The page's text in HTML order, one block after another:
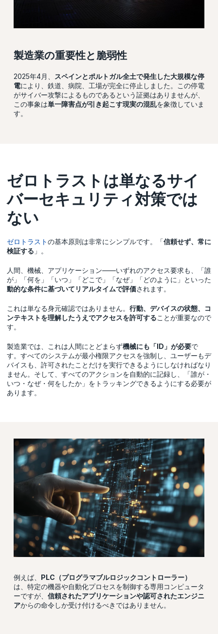
製造業の重要性と脆弱性
2025年4月、
スペインとポルトガル全土で発生した大規模な停
電により、鉄道、病院、工場が完全に停止しました。この停電
がサイバー攻撃によるものであるという証拠はありませんが、
この事象は単一障害点が引き起こす現実の混乱を象徴していま
す。
ゼロトラストは単なるサイ
バーセキュリティ対策では
ない
ゼロトラストの基本原則は非常にシンプルです。「信頼せず、常に
検証する 」。
人間、機械、アプリケーション――いずれのアクセス要求も、「誰
が」「何を」「いつ」「どこで」「なぜ」「どのように」といった
動的な条件に基づいてリアルタイムで評価されます。
これは単なる身元確認ではありません。 行動、デバイスの状態、コ
ンテキストを理解したうえでアクセスを許可することが重要なので
す。
製造業では、これは人間にとどまらず機械にも「ID」が必要で
す。すべてのシステムが最小権限アクセスを強制し、ユーザーもデ
バイスも、許可されたことだけを実行できるようにしなければなり
ません。そして、すべてのアクションを自動的に記録し、「誰が・
いつ・なぜ・何をしたか」をトラッキングできるようにする必要が
あります。
例えば、 PLC（プログラマブルロジックコントローラー）
は、特定の機器や自動化プロセスを制御する専用コンピュータ
ーですが、 信頼されたアプリケーションや認可されたエンジニ
アからの命令しか受け付けるべきではありません。